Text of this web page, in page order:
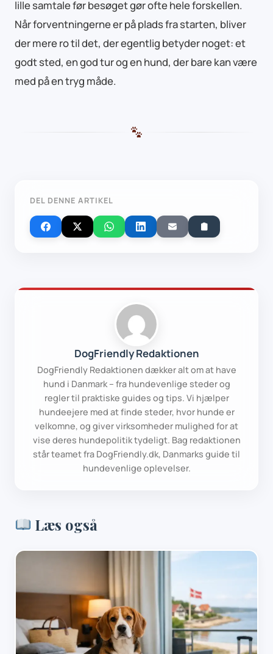
lille samtale før besøget gør ofte hele forskellen.
Når forventningerne er på plads fra starten, bliver
der mere ro til det, der egentlig betyder noget: et
godt sted, en god tur og en hund, der bare kan være
med på en tryg måde.
DEL DENNE ARTIKEL
DogFriendly Redaktionen
DogFriendly Redaktionen dækker alt om at have
hund i Danmark – fra hundevenlige steder og
regler til praktiske guides og tips. Vi hjælper
hundeejere med at finde steder, hvor hunde er
velkomne, og giver virksomheder mulighed for at
vise deres hundepolitik tydeligt. Bag redaktionen
står teamet fra DogFriendly.dk, Danmarks guide til
hundevenlige oplevelser.
Læs også